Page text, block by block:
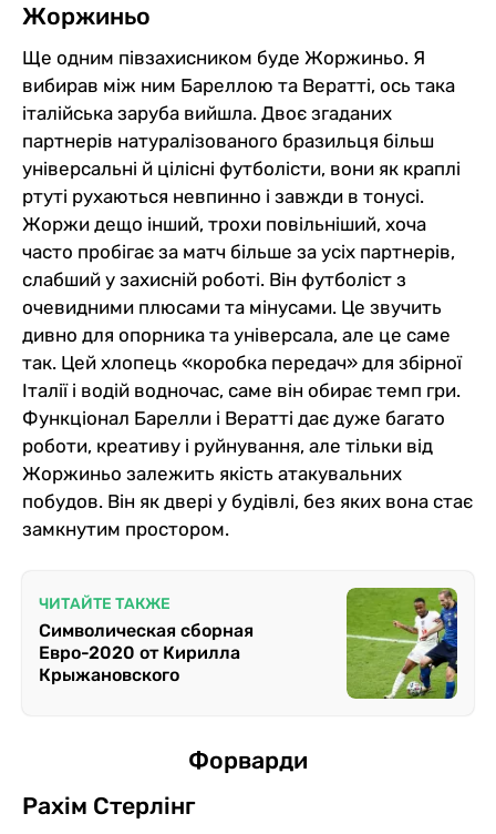
Жоржиньо
Ще одним півзахисником буде Жоржиньо. Я
вибирав між ним Бареллою та Вератті, ось така
італійська заруба вийшла. Двоє згаданих
партнерів натуралізованого бразильця більш
універсальні й цілісні футболісти, вони як краплі
ртуті рухаються невпинно і завжди в тонусі.
Жоржи дещо інший, трохи повільніший, хоча
часто пробігає за матч більше за усіх партнерів,
слабший у захисній роботі. Він футболіст з
очевидними плюсами та мінусами. Це звучить
дивно для опорника та універсала, але це саме
так. Цей хлопець «коробка передач» для збірної
Італії і водій водночас, саме він обирає темп гри.
Функціонал Барелли і Вератті дає дуже багато
роботи, креативу і руйнування, але тільки від
Жоржиньо залежить якість атакувальних
побудов. Він як двері у будівлі, без яких вона стає
замкнутим простором.
ЧИТАЙТЕ ТАКЖЕ
Символическая сборная
Евро-2020 от Кирилла
Крыжановского
Форварди
Рахім Стерлінг